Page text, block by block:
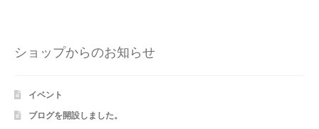
ショップからのお知らせ
イベント
ブログを開設しました。